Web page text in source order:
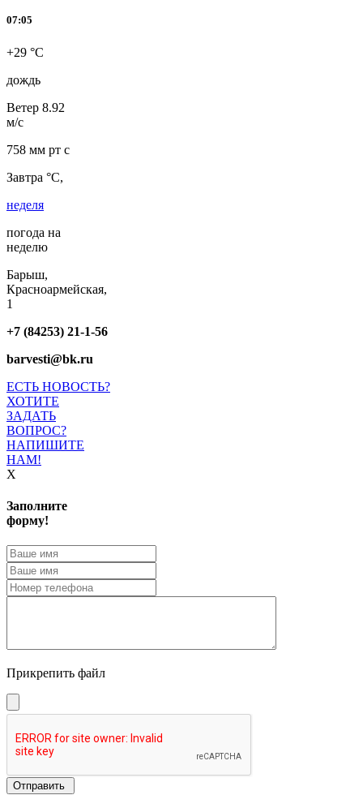
07:05
+29 °C
дождь
Ветер 8.92
м/с
758 мм рт с
Завтра °C,
неделя
погода на
неделю
Барыш,
Красноармейская,
1
+7 (84253) 21-1-56
barvesti@bk.ru
ЕСТЬ НОВОСТЬ?
ХОТИТЕ
ЗАДАТЬ
ВОПРОС?
НАПИШИТЕ
НАМ!
X
Заполните
форму!
Прикрепить файл